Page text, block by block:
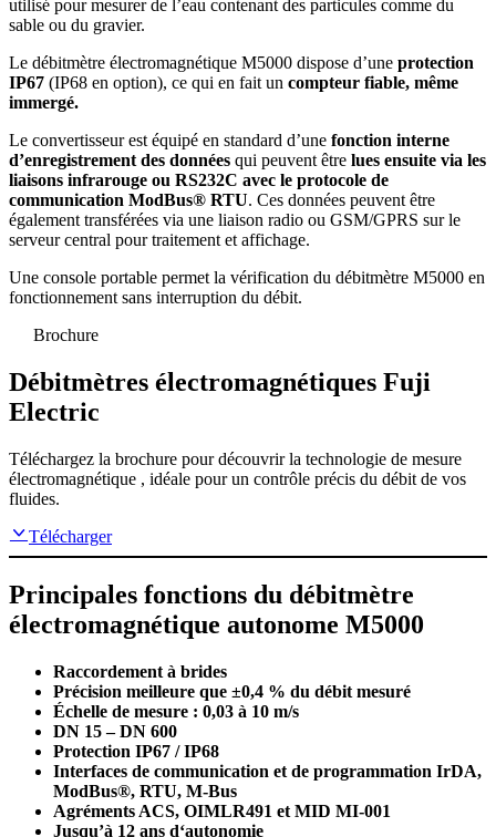
utilisé pour mesurer de l’eau contenant des particules comme du
sable ou du gravier.
Le débitmètre électromagnétique M5000 dispose d’une protection
IP67 (IP68 en option), ce qui en fait un compteur fiable, même
immergé.
Le convertisseur est équipé en standard d’une fonction interne
d’enregistrement des données qui peuvent être lues ensuite via les
liaisons infrarouge ou RS232C avec le protocole de
communication ModBus® RTU. Ces données peuvent être
également transférées via une liaison radio ou GSM/GPRS sur le
serveur central pour traitement et affichage.
Une console portable permet la vérification du débitmètre M5000 en
fonctionnement sans interruption du débit.
Brochure
Débitmètres électromagnétiques Fuji
Electric
Téléchargez la brochure pour découvrir la technologie de mesure
électromagnétique , idéale pour un contrôle précis du débit de vos
fluides.
Télécharger
Principales fonctions du débitmètre
électromagnétique autonome M5000
Raccordement à brides
Précision meilleure que ±0,4 % du débit mesuré
Échelle de mesure : 0,03 à 10 m/s
DN 15 – DN 600
Protection IP67 / IP68
Interfaces de communication et de programmation IrDA,
ModBus®, RTU, M-Bus
Agréments ACS, OIMLR491 et MID MI-001
Jusqu’à 12 ans d‘autonomie